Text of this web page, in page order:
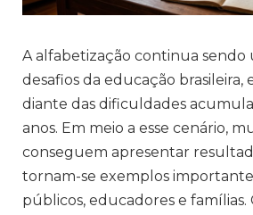
A alfabetização continua sendo
desafios da educação brasileira,
diante das dificuldades
anos. Em meio a esse cenário,
conseguem apresentar
tornam-se exemplos
públicos, educadores e famílias.